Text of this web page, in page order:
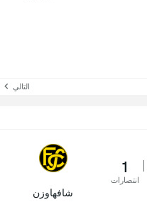
التالي
1
انتصارات
شافهاوزن